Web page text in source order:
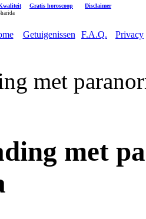
Gratis horoscoop Disclaimer
Getuigenissen F.A.Q. Privacy
met